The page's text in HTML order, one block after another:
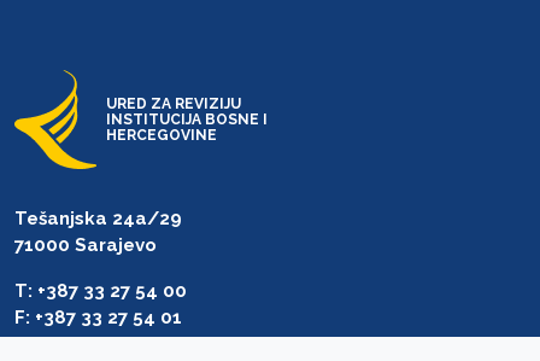
URED ZA REVIZIJU
INSTITUCIJA BOSNE I
HERCEGOVINE
Tešanjska 24a/29
71000 Sarajevo
T: +387 33 27 54 00
F: +387 33 27 54 01